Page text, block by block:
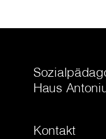
Haus
Kontakt